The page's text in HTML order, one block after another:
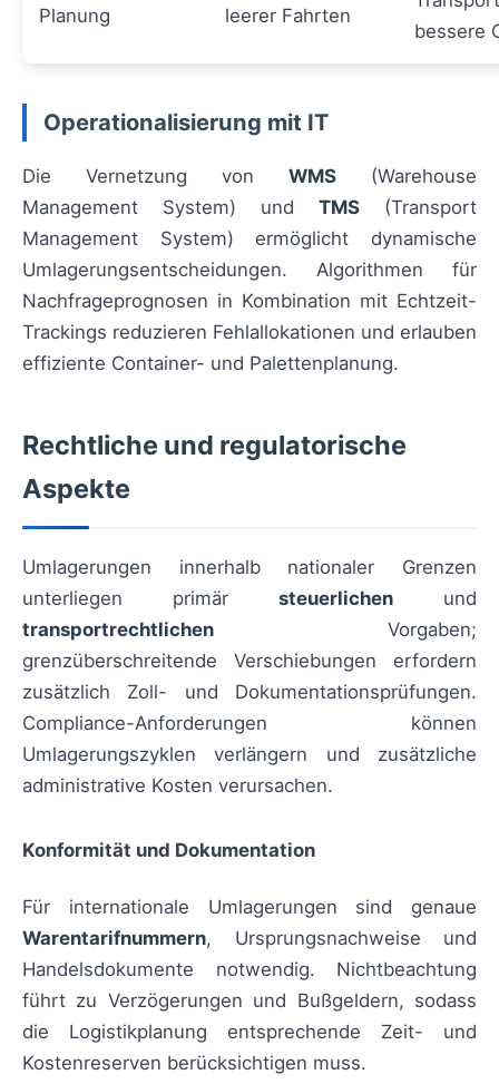
Planung leerer Fahrten
bessere
Operationalisierung mit IT
Die Vernetzung von WMS (Warehouse
Management System) und TMS (Transport
Management System) ermöglicht dynamische
Umlagerungsentscheidungen. Algorithmen für
Nachfrageprognosen in Kombination mit Echtzeit-
Trackings reduzieren Fehlallokationen und erlauben
effiziente Container- und Palettenplanung.
Rechtliche und regulatorische
Aspekte
Umlagerungen innerhalb nationaler Grenzen
unterliegen primär steuerlichen und
transportrechtlichen Vorgaben;
grenzüberschreitende Verschiebungen erfordern
zusätzlich Zoll- und Dokumentationsprüfungen.
Compliance-Anforderungen können
Umlagerungszyklen verlängern und zusätzliche
administrative Kosten verursachen.
Konformität und Dokumentation
Für internationale Umlagerungen sind genaue
Warentarifnummern, Ursprungsnachweise und
Handelsdokumente notwendig. Nichtbeachtung
führt zu Verzögerungen und Bußgeldern, sodass
die Logistikplanung entsprechende Zeit- und
Kostenreserven berücksichtigen muss.